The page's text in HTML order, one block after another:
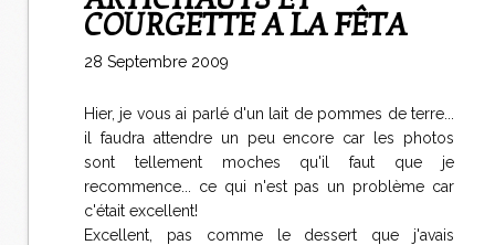
COURGETTE A LA FÊTA
28 Septembre 2009
Hier, je vous ai parlé d'un lait de pommes de terre...
il faudra attendre un peu encore car les photos
sont tellement moches qu'il faut que je
recommence... ce qui n'est pas un problème car
c'était excellent!
Excellent, pas comme le dessert que j'avais